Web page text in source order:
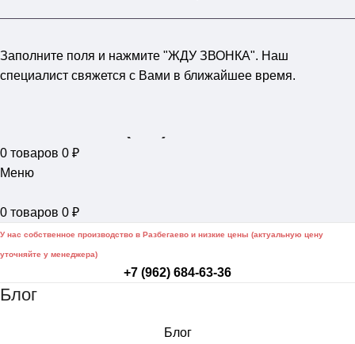
Заполните поля и нажмите "ЖДУ ЗВОНКА". Наш
специалист свяжется с Вами в ближайшее время.
0 товаров 0 ₽
Меню
0 товаров 0 ₽
У нас собственное производство в Разбегаево и низкие цены (актуальную цену
уточняйте у менеджера)
+7 (962) 684-63-36
Блог
Блог